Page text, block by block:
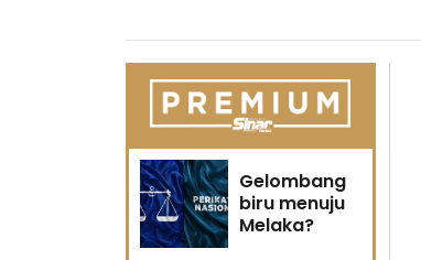
Gelombang
biru menuju
Melaka?